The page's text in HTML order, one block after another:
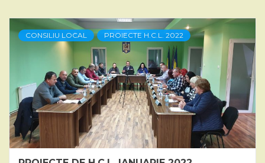
CONSILIU LOCAL PROIECTE H.C.L. 2022